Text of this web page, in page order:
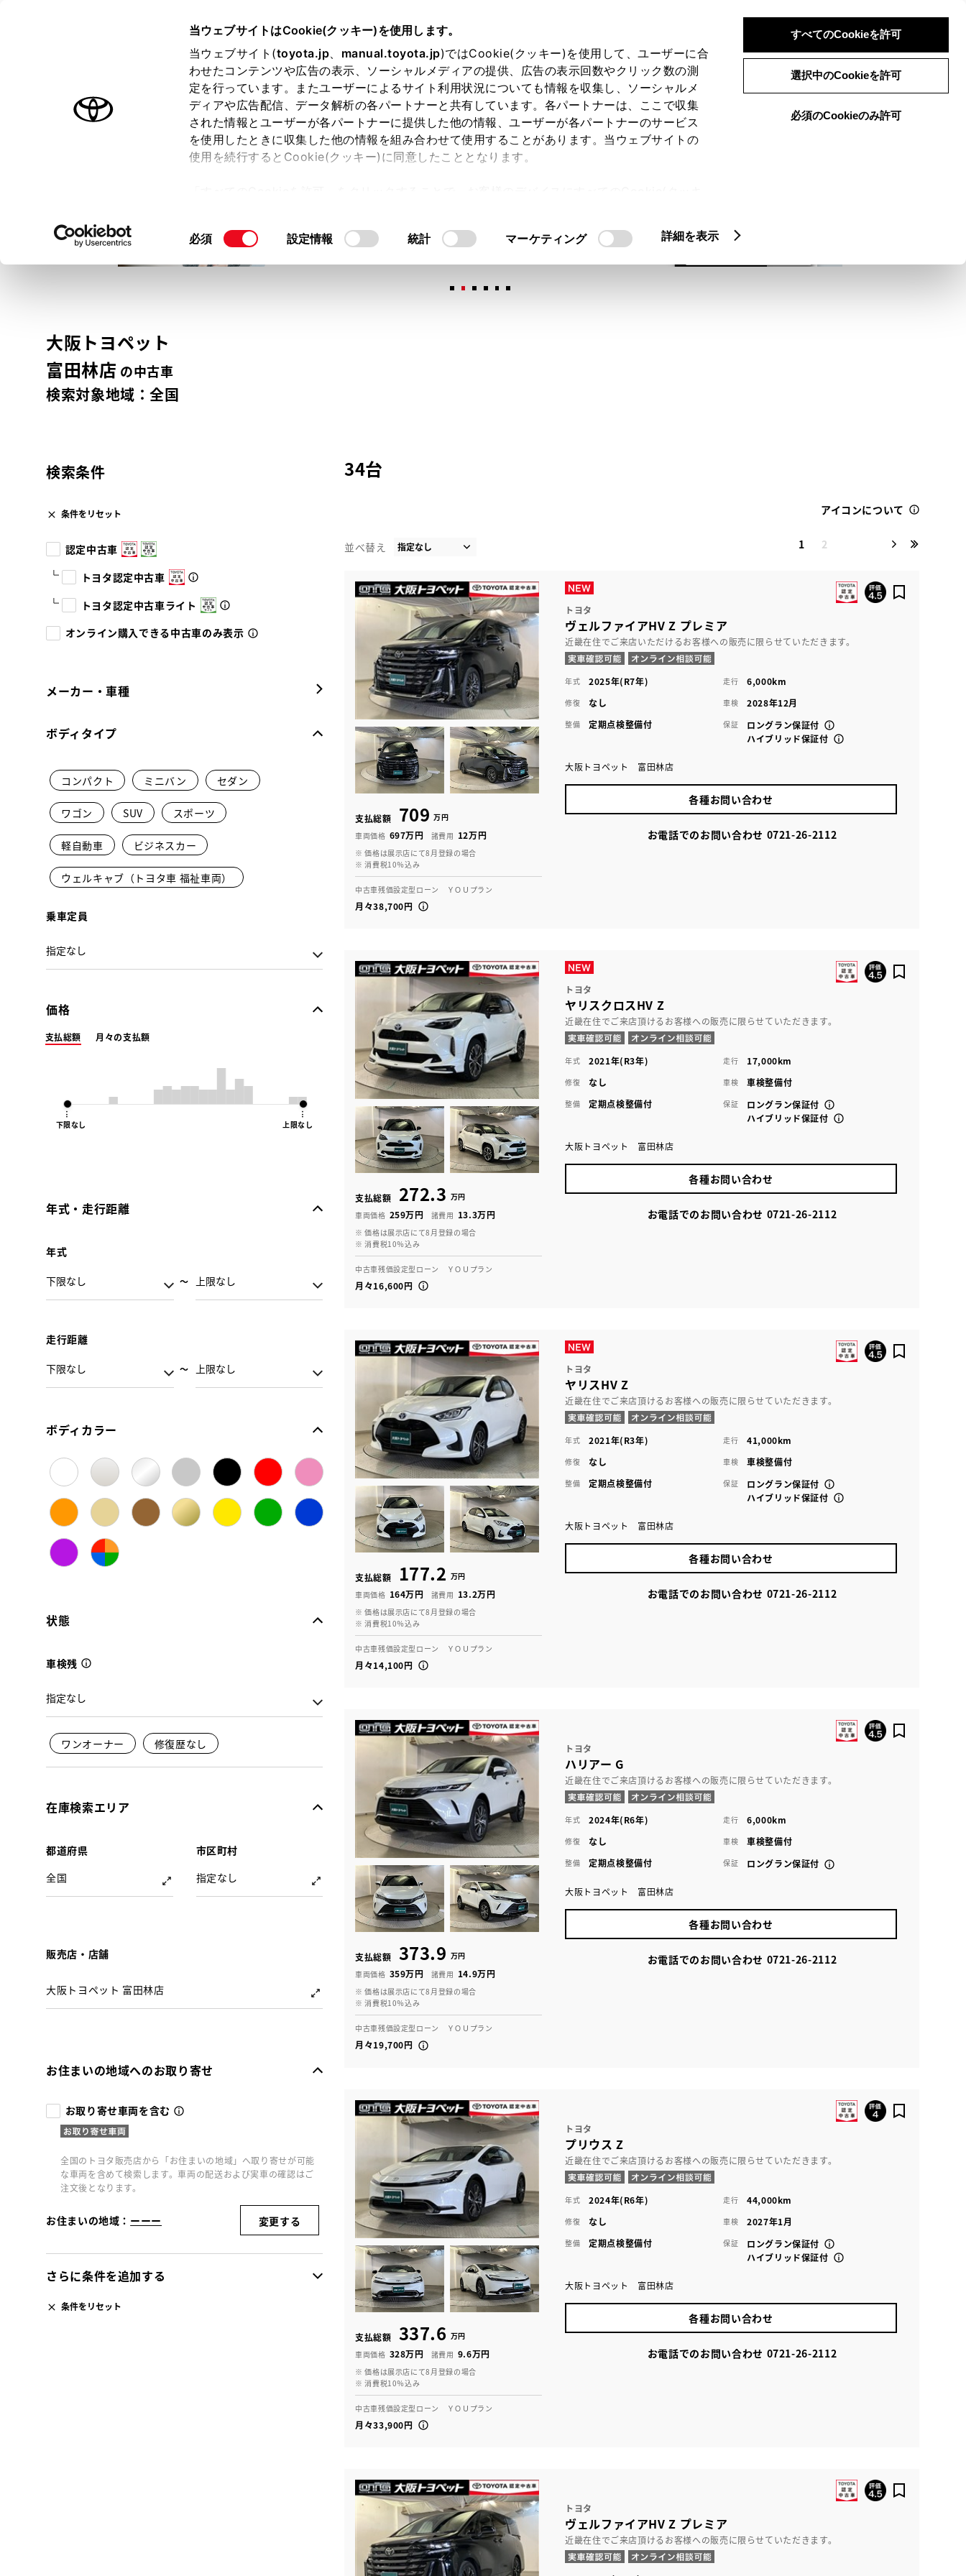
当ウェブサイトはCookie(クッキー)を使用します。
当ウェブサイト(toyota.jp、 manual.toyota.jp)ではCookie(クッキー)を使用して、ユーザーに合
わせたコンテンツや広告の表示、ソーシャルメディアの提供、広告の表示回数やクリック数の測
定を行っています。またユーザーによるサイト利用状況についても情報を収集し、ソーシャルメ
ディアや広告配信、データ解析の各パートナーと共有しています。各パートナーは、ここで収集
された情報とユーザーが各パートナーに提供した他の情報、ユーザーが各パートナーのサービス
を使用したときに収集した他の情報を組み合わせて使用することがあります。当ウェブサイトの
使用を続行するとCookie(クッキー)に同意したこととなります。
て」をご覧ください。
同
必須 設定情報 統計 マーケティング 詳細を表示
すべてのCookieを許可
選択中のCookieを許可
必須のCookieのみ許可
ログイン 検索 メニュー
オーナーサポート トピックス
トヨタ認定中古車 メニュー
トヨタ認定中古車の魅力 3つの買い方 オンライン購入お気に入り 保存した見積り
大阪トヨペット
富田林店 の中古車
検索対象地域：全国
検索条件
条件をリセット
認定中古車
トヨタ認定中古車
トヨタ認定中古車ライト
オンライン購入できる中古車のみ表示
メーカー・車種
ボディタイプ
コンパクト ミニバン セダン
ワゴン SUV スポーツ
軽自動車 ビジネスカー
ウェルキャブ（トヨタ車 福祉車両）
乗車定員
価格
支払総額 月々の支払額
下限なし 上限なし
年式・走行距離
年式
走行距離
ボディカラー
状態
車検残
ワンオーナー 修復歴なし
在庫検索エリア
都道府県
全国
市区町村
指定なし
販売店・店舗
大阪トヨペット 富田林店
お住まいの地域へのお取り寄せ
お取り寄せ車両を含む
全国のトヨタ販売店から「お住まいの地域」へ取り寄せが可能
な車両を含めて検索します。車両の配送および実車の確認はご
注文後となります。
お住まいの地域： ーーー 変更する
さらに条件を追加する
条件をリセット
34台
アイコンについて
並べ替え 1 2
支払総額 709 万円
車両価格 697万円 諸費用 12万円
※ 価格は展示店にて8月登録の場合
※ 消費税10％込み
中古車残価設定型ローン ＹＯＵプラン
月々38,700円
トヨタ
ヴェルファイアHV Z プレミア
近畿在住でご来店いただけるお客様への販売に限らせていただきます。
年式 2025年(R7年) 走行 6,000km
修復 なし 車検 2028年12月
整備 定期点検整備付 保証
ロングラン保証付
ハイブリッド保証付
大阪トヨペット 富田林店
各種お問い合わせ
お電話でのお問い合わせ 0721-26-2112
支払総額 272.3 万円
車両価格 259万円 諸費用 13.3万円
※ 価格は展示店にて8月登録の場合
※ 消費税10％込み
中古車残価設定型ローン ＹＯＵプラン
月々16,600円
トヨタ
ヤリスクロスHV Z
近畿在住でご来店頂けるお客様への販売に限らせていただきます。
年式 2021年(R3年) 走行 17,000km
修復 なし 車検 車検整備付
整備 定期点検整備付 保証
ロングラン保証付
ハイブリッド保証付
大阪トヨペット 富田林店
各種お問い合わせ
お電話でのお問い合わせ 0721-26-2112
支払総額 177.2 万円
車両価格 164万円 諸費用 13.2万円
※ 価格は展示店にて8月登録の場合
※ 消費税10％込み
中古車残価設定型ローン ＹＯＵプラン
月々14,100円
トヨタ
ヤリスHV Z
近畿在住でご来店頂けるお客様への販売に限らせていただきます。
年式 2021年(R3年) 走行 41,000km
修復 なし 車検 車検整備付
整備 定期点検整備付 保証
ロングラン保証付
ハイブリッド保証付
大阪トヨペット 富田林店
各種お問い合わせ
お電話でのお問い合わせ 0721-26-2112
支払総額 373.9 万円
車両価格 359万円 諸費用 14.9万円
※ 価格は展示店にて8月登録の場合
※ 消費税10％込み
中古車残価設定型ローン ＹＯＵプラン
月々19,700円
トヨタ
ハリアー G
近畿在住でご来店頂けるお客様への販売に限らせていただきます。
年式 2024年(R6年) 走行 6,000km
修復 なし 車検 車検整備付
整備 定期点検整備付 保証 ロングラン保証付
大阪トヨペット 富田林店
各種お問い合わせ
お電話でのお問い合わせ 0721-26-2112
支払総額 337.6 万円
車両価格 328万円 諸費用 9.6万円
※ 価格は展示店にて8月登録の場合
※ 消費税10％込み
中古車残価設定型ローン ＹＯＵプラン
月々33,900円
トヨタ
プリウス Z
近畿在住でご来店頂けるお客様への販売に限らせていただきます。
年式 2024年(R6年) 走行 44,000km
修復 なし 車検 2027年1月
整備 定期点検整備付 保証
ロングラン保証付
ハイブリッド保証付
大阪トヨペット 富田林店
各種お問い合わせ
お電話でのお問い合わせ 0721-26-2112
トヨタ
ヴェルファイアHV Z プレミア
近畿在住でご来店頂けるお客様への販売に限らせていただきます。